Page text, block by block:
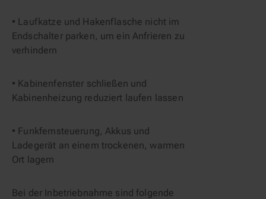
• Laufkatze und Hakenflasche nicht im
Endschalter parken, um ein Anfrieren zu
verhindern
• Kabinenfenster schließen und
Kabinenheizung reduziert laufen lassen
• Funkfernsteuerung, Akkus und
Ladegerät an einem trockenen, warmen
Ort lagern
Bei der Inbetriebnahme sind folgende